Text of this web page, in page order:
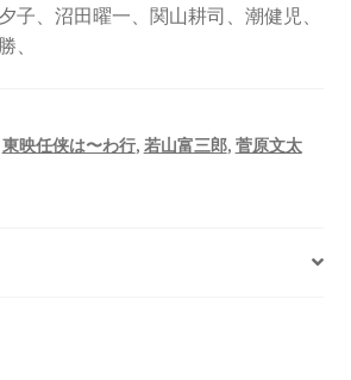
子、沼田曜一、関山耕司、潮健児、
、
東映任侠は〜わ行, 若山富三郎, 菅原文太